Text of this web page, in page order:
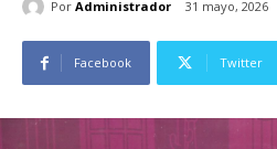
Por Administrador 31 mayo, 2026
Facebook Twitter